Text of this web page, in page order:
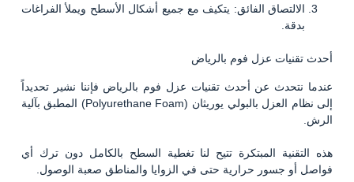
الالتصاق الفائق: يتكيف مع جميع أشكال الأسطح ويملأ الفراغات
بدقة.
أحدث تقنيات عزل فوم بالرياض
عندما نتحدث عن أحدث تقنيات عزل فوم بالرياض فإننا نشير تحديداً
إلى نظام العزل بالبولي يوريثان (Polyurethane Foam) المطبق بآلية
الرش.
هذه التقنية المبتكرة تتيح لنا تغطية السطح بالكامل دون ترك أي
فواصل أو جسور حرارية حتى في الزوايا والمناطق صعبة الوصول.